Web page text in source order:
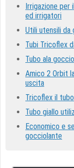
Irrigazione per
ed irrigatori
Utili utensili da
Tubi Tricoflex
Tubo ala
Amico 2 Orbit
uscita
Tricoflex il
Tubo giallo
Economico e
gocciolante